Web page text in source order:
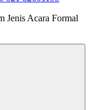
Jenis Acara Formal